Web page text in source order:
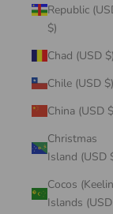
Republic
$)
Chad (USD $)
Chile (USD $)
Christmas
Cocos